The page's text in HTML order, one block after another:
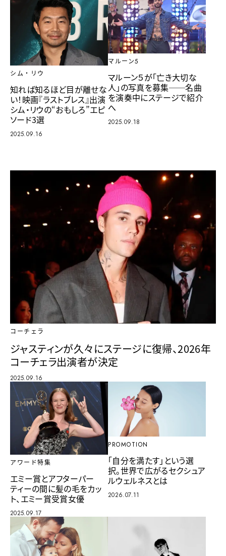
シム・リウ
知れば知るほど目が離せな
い！映画『ラストブレス』出演
シム・リウの“おもしろ”エピ
ソード3選
2025.09.16
マルーン5
マルーン５が「亡き大切な
人」の写真を募集──名曲
を演奏中にステージで紹介
へ
2025.09.18
コーチェラ
ジャスティンが久々にステージに復帰、2026年
コーチェラ出演者が決定
2025.09.16
アワード特集
エミー賞とアフターパー
ティーの間に髪の毛をカッ
ト、エミー賞受賞女優
2025.09.17
PROMOTION
「自分を満たす」という選
択。世界で広がるセクシュア
ルウェルネスとは
2026.07.11